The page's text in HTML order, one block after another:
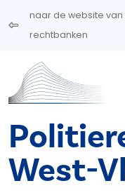
Overslaan en naar de
naar de website
rechtbanken
West-